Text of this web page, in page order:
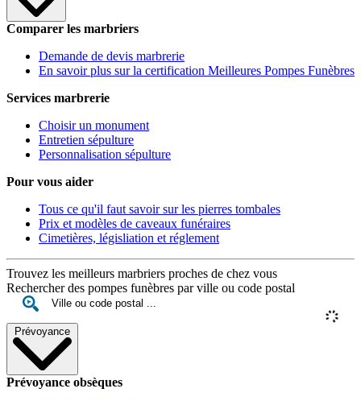
Comparer les marbriers
Demande de devis marbrerie
En savoir plus sur la certification Meilleures Pompes Funèbres
Services marbrerie
Choisir un monument
Entretien sépulture
Personnalisation sépulture
Pour vous aider
Tous ce qu'il faut savoir sur les pierres tombales
Prix et modèles de caveaux funéraires
Cimetières, législiation et réglement
Trouvez les meilleurs marbriers proches de chez vous
Rechercher des pompes funèbres par ville ou code postal
Prévoyance
Prévoyance obsèques